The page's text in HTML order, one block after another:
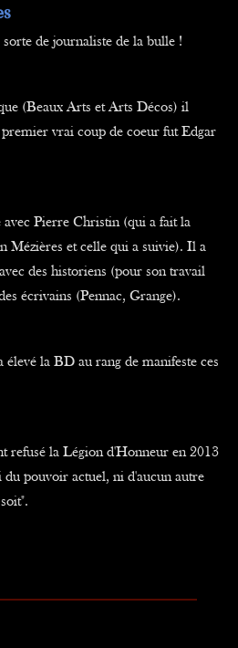
de journaliste de la bulle !
(Beaux Arts et Arts Décos) il
vrai coup de coeur fut Edgar
avec Pierre Christin (qui a fait la
Mézières et celle qui a suivie). Il a
des historiens (pour son travail
écrivains (Pennac, Grange).
la BD au rang de manifeste ces
refusé la Légion d'Honneur en 2013
pouvoir actuel, ni d'aucun autre